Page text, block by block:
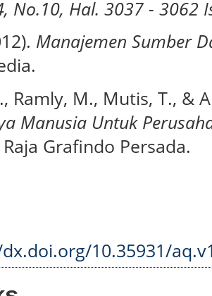
No.10, Hal. 3037 - 3062
Manajemen Sumber
Ramly, M., Mutis, T., &
Manusia Untuk
Grafindo Persada.
10.35931/